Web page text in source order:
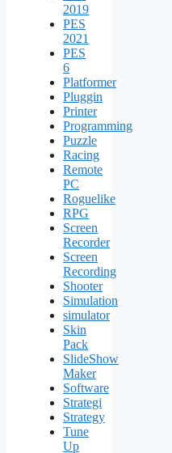
2019
PES
2021
PES
6
Platformer
Pluggin
Printer
Programming
Puzzle
Racing
Remote
PC
Roguelike
RPG
Screen
Recorder
Screen
Recording
Shooter
Simulation
simulator
Skin
Pack
SlideShow
Maker
Software
Strategi
Strategy
Tune
Up